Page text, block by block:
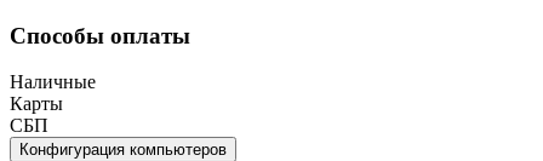
Способы оплаты
Наличные
Карты
СБП
Конфигурация компьютеров